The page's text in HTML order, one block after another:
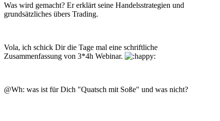
Was wird gemacht? Er erklärt seine Handelsstrategien und
grundsätzliches übers Trading.
Vola, ich schick Dir die Tage mal eine schriftliche
Zusammenfassung von 3*4h Webinar.
@Wh: was ist für Dich "Quatsch mit Soße" und was nicht?